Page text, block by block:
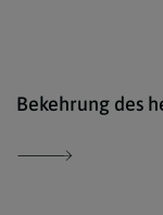
Bekehrung des